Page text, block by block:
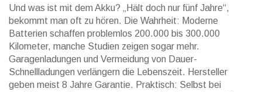
Und was ist mit dem Akku? „Hält doch nur fünf Jahre“,
bekommt man oft zu hören. Die Wahrheit: Moderne
Batterien schaffen problemlos 200.000 bis 300.000
Kilometer, manche Studien zeigen sogar mehr.
Garagenladungen und Vermeidung von Dauer-
Schnellladungen verlängern die Lebenszeit. Hersteller
geben meist 8 Jahre Garantie. Praktisch: Selbst bei